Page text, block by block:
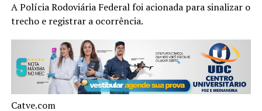
A Polícia Rodoviária Federal foi acionada para sinalizar o
trecho e registrar a ocorrência.
Catve.com